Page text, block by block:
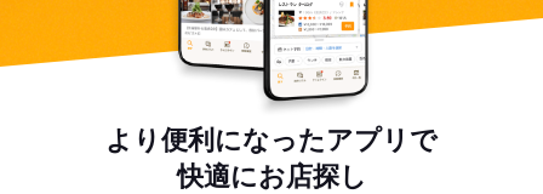
より便利になったアプリで
快適にお店探し